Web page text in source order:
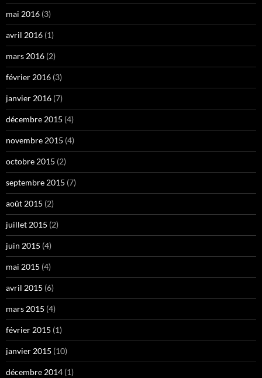
mai 2016 (3)
avril 2016 (1)
mars 2016 (2)
février 2016 (3)
janvier 2016 (7)
décembre 2015 (4)
novembre 2015 (4)
octobre 2015 (2)
septembre 2015 (7)
août 2015 (2)
juillet 2015 (2)
juin 2015 (4)
mai 2015 (4)
avril 2015 (6)
mars 2015 (4)
février 2015 (1)
janvier 2015 (10)
décembre 2014 (1)